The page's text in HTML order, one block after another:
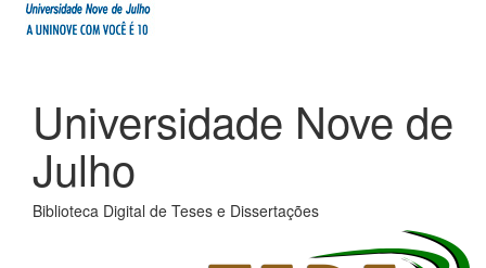
Universidade Nove de
Julho
Biblioteca Digital de Teses e Dissertações